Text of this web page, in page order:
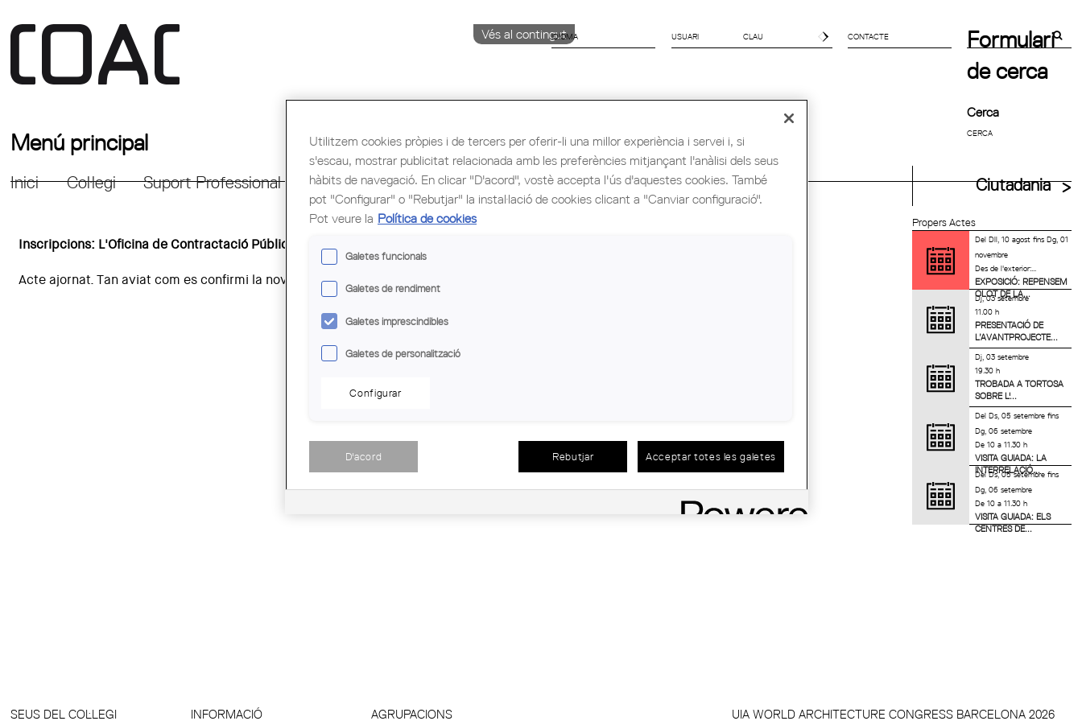
Vés al contingut
IDIOMA
ESPAÑOL
CONTACTE
Formulari
de cerca
Cerca
Menú principal
Inici Col·legi Suport Professional Formació i Ocupació Cultura Congrés Mundial d'Arquitectes UIA Ciutadania
Propers Actes
DelDll, 10 agostfinsDg, 01
novembre
Des de l'exterior:...
EXPOSICIÓ: REPENSEM
OLOT DE LA...
Dj, 03 setembre
11.00 h
PRESENTACIÓ DE
L’AVANTPROJECTE...
Dj, 03 setembre
19.30 h
TROBADA A TORTOSA
SOBRE L'...
DelDs, 05 setembrefins
Dg, 06 setembre
De 10 a 11.30 h
VISITA GUIADA: LA
INTERRELACIÓ...
DelDs, 05 setembrefins
Dg, 06 setembre
De 10 a 11.30 h
VISITA GUIADA: ELS
CENTRES DE...
Inscripcions: L'Oficina de Contractació Pública com a eina de suport a les entitats i arquitectes locals
Acte ajornat. Tan aviat com es confirmi la nova data, es publicarà al web.
SEUS DEL COL·LEGI INFORMACIÓ AGRUPACIONS UIA WORLD ARCHITECTURE CONGRESS BARCELONA 2026
Utilitzem cookies pròpies i de tercers per oferir-li una millor experiència i servei i, si
s'escau, mostrar publicitat relacionada amb les preferències mitjançant l'anàlisi dels seus
hàbits de navegació. En clicar "D'acord", vostè accepta l'ús d'aquestes cookies. També
pot "Configurar" o "Rebutjar" la instal·lació de cookies clicant a "Canviar configuració".
Pot veure la Política de cookies
Galetes funcionals
Galetes de rendiment
Galetes imprescindibles
Galetes de personalització
Configurar
D'acord Rebutjar Acceptar totes les galetes